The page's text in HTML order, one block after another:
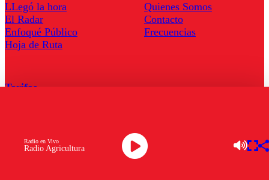
Radio Agricultura
Radio en Vivo
LLegó la hora
El Radar
Enfoqué Público
Hoja de Ruta
Quienes Somos
Contacto
Frecuencias
Tarifas